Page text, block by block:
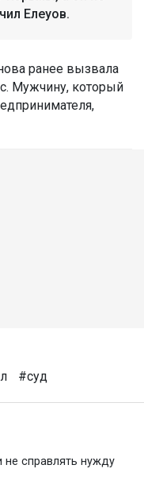
Елеуов.
ранее вызвала
Мужчину, который
#суд
не справлять нужду